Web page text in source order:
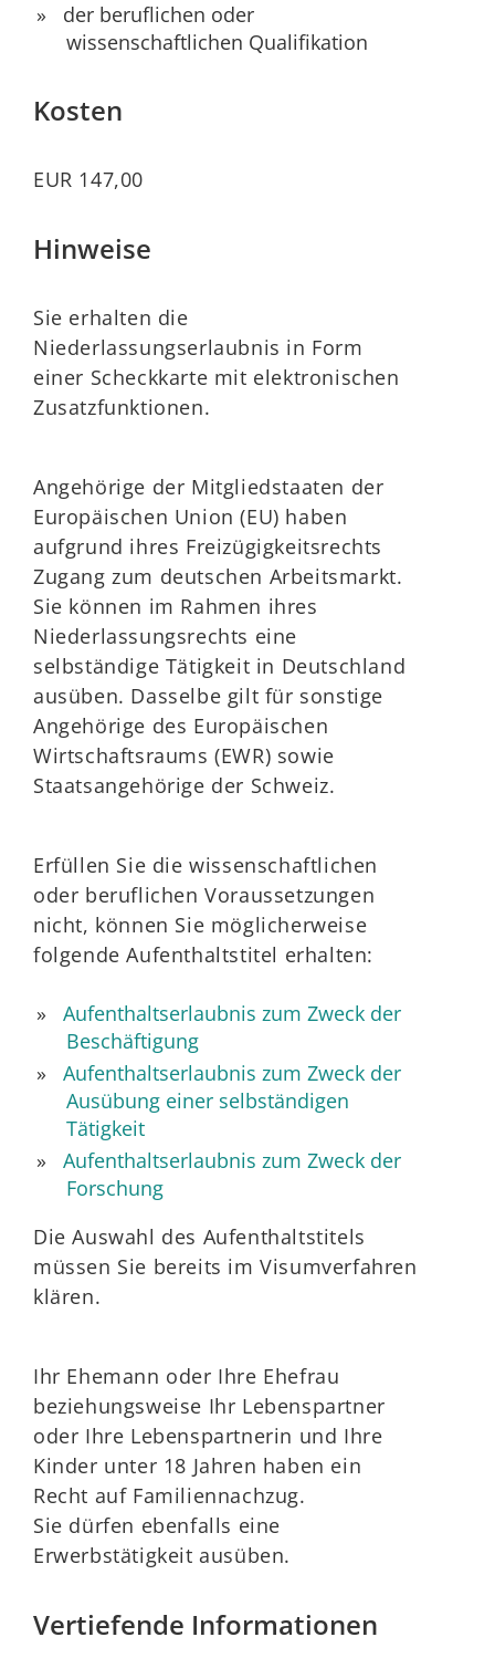
der beruflichen oder
wissenschaftlichen Qualifikation
Kosten
EUR 147,00
Hinweise
Sie erhalten die
Niederlassungserlaubnis in Form
einer Scheckkarte mit elektronischen
Zusatzfunktionen.
Angehörige der Mitgliedstaaten der
Europäischen Union (EU) haben
aufgrund ihres Freizügigkeitsrechts
Zugang zum deutschen Arbeitsmarkt.
Sie können im Rahmen ihres
Niederlassungsrechts eine
selbständige Tätigkeit in Deutschland
ausüben. Dasselbe gilt für sonstige
Angehörige des Europäischen
Wirtschaftsraums (EWR) sowie
Staatsangehörige der Schweiz.
Erfüllen Sie die wissenschaftlichen
oder beruflichen Voraussetzungen
nicht, können Sie möglicherweise
folgende Aufenthaltstitel erhalten:
Aufenthaltserlaubnis zum Zweck der
Beschäftigung
Aufenthaltserlaubnis zum Zweck der
Ausübung einer selbständigen
Tätigkeit
Aufenthaltserlaubnis zum Zweck der
Forschung
Die Auswahl des Aufenthaltstitels
müssen Sie bereits im Visumverfahren
klären.
Ihr Ehemann oder Ihre Ehefrau
beziehungsweise Ihr Lebenspartner
oder Ihre Lebenspartnerin und Ihre
Kinder unter 18 Jahren haben ein
Recht auf Familiennachzug.
Sie dürfen ebenfalls eine
Erwerbstätigkeit ausüben.
Vertiefende Informationen